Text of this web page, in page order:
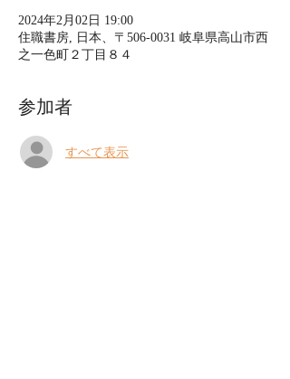
2024年2月02日 19:00
住職書房, 日本、〒506-0031 岐阜県高山市西
之一色町２丁目８４
参加者
すべて表示